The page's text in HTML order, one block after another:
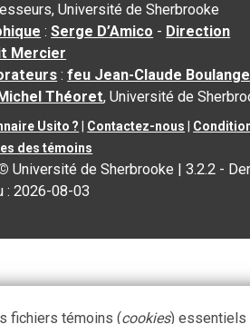
Université de Sherbrooke
:Serge D’Amico - Direction
Mercier
:feu Jean-Claude
Théoret, Université de
Usito ? Contactez-nous
des témoins
Université de Sherbrooke |3.2.2 -
:2026-08-03
fichiers témoins (cookies) essentiels